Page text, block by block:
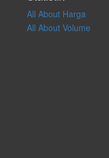
All About Harga
All About Volume